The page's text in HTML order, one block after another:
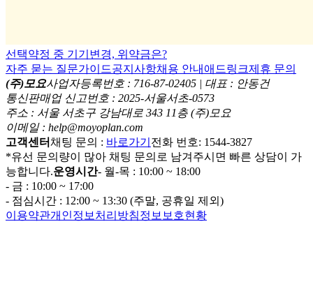
선택약정 중 기기변경, 위약금은?
자주 묻는 질문가이드공지사항채용 안내 애드링크제휴 문의
(주)모요사업자등록번호 : 716-87-02405 | 대표 : 안동건
통신판매업 신고번호 : 2025-서울서초-0573
주소 : 서울 서초구 강남대로 343 11층 (주)모요
이메일 : help@moyoplan.com
고객센터채팅 문의 : 바로가기 전화 번호: 1544-3827
*유선 문의량이 많아 채팅 문의로 남겨주시면 빠른 상담이 가
능합니다.운영시간- 월-목 : 10:00 ~ 18:00
- 금 : 10:00 ~ 17:00
- 점심시간 : 12:00 ~ 13:30 (주말, 공휴일 제외)
이용약관개인정보처리방침정보보호현황